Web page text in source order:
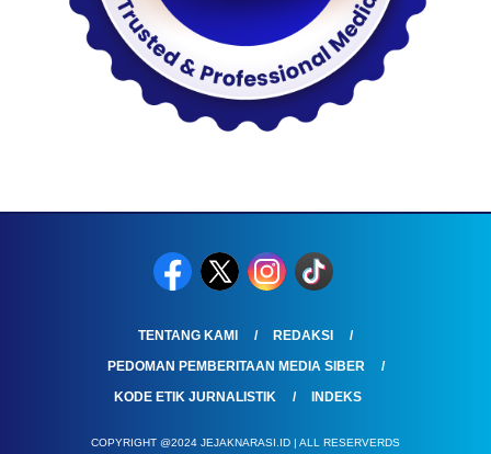
TENTANG KAMI
REDAKSI
PEDOMAN PEMBERITAAN MEDIA SIBER
KODE ETIK JURNALISTIK
INDEKS
COPYRIGHT @2024 JEJAKNARASI.ID | ALL RESERVERDS